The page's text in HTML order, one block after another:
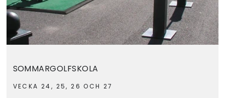
SOMMARGOLFSKOLA
VECKA 24, 25, 26 OCH 27